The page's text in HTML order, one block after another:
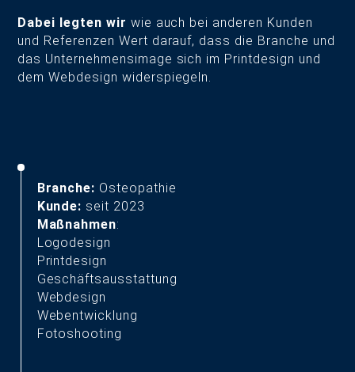
Dabei legten wir wie auch bei anderen Kunden
und Referenzen Wert darauf, dass die Branche und
das Unternehmensimage sich im Printdesign und
dem Webdesign widerspiegeln.
Branche: Osteopathie
Kunde: seit 2023
Maßnahmen:
Logodesign
Printdesign
Geschäftsausstattung
Webdesign
Webentwicklung
Fotoshooting